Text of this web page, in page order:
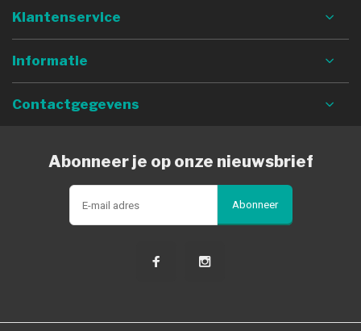
Klantenservice
Informatie
Contactgegevens
Abonneer je op onze nieuwsbrief
Abonneer